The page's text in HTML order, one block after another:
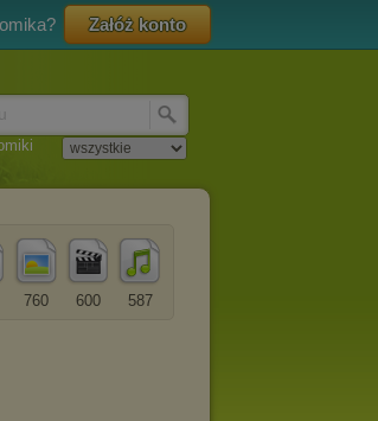
Załóż konto
587
600
760